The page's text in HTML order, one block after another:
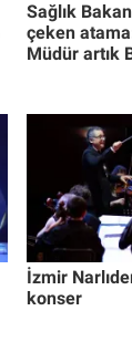
Sağlık
çeken
Müdür artık
İzmir
konser